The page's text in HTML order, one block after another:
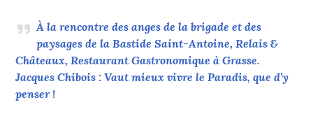
À la rencontre des anges de la brigade et des
paysages de la Bastide Saint-Antoine, Relais &
Châteaux, Restaurant Gastronomique à Grasse.
Jacques Chibois : Vaut mieux vivre le Paradis, que d’y
penser !